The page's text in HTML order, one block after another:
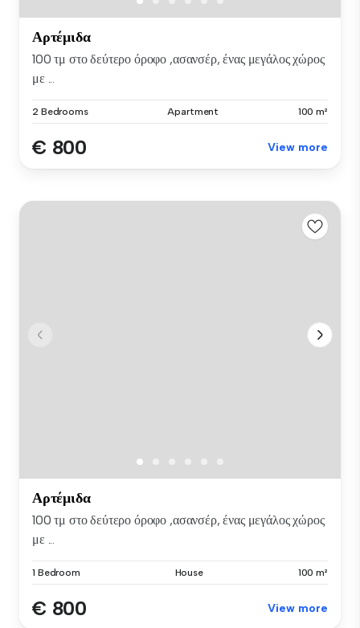
Αρτέμιδα
100 τμ στο δεύτερο όροφο ,ασανσέρ, ένας μεγάλος χώρος
με ...
2 Bedrooms Apartment 100 m²
€ 800 View more
Αρτέμιδα
100 τμ στο δεύτερο όροφο ,ασανσέρ, ένας μεγάλος χώρος
με ...
1 Bedroom House 100 m²
€ 800 View more